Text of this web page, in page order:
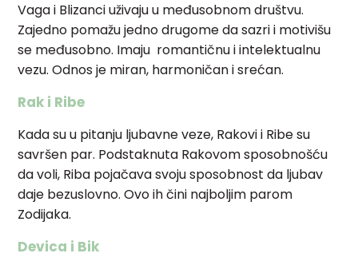
Vaga i Blizanci uživaju u međusobnom društvu.
Zajedno pomažu jedno drugome da sazri i motivišu
se međusobno. Imaju romantičnu i intelektualnu
vezu. Odnos je miran, harmoničan i srećan.
Rak i Ribe
Kada su u pitanju ljubavne veze, Rakovi i Ribe su
savršen par. Podstaknuta Rakovom sposobnošću
da voli, Riba pojačava svoju sposobnost da ljubav
daje bezuslovno. Ovo ih čini najboljim parom
Zodijaka.
Devica i Bik